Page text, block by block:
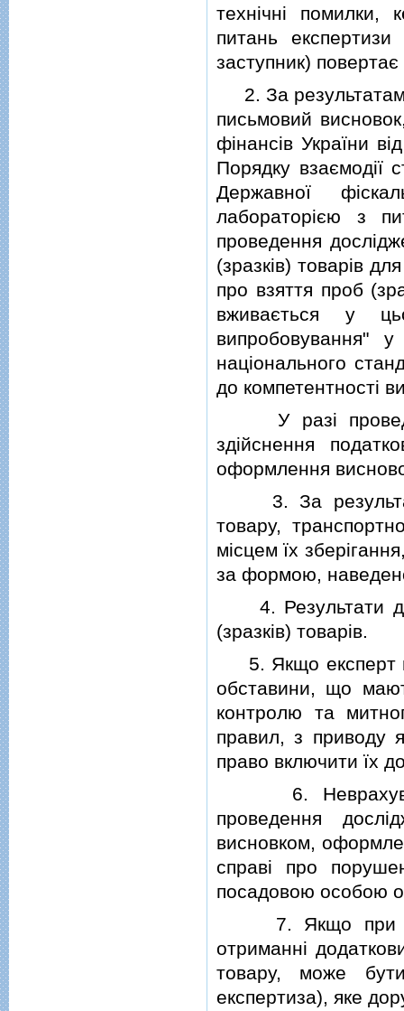
технiчнi помилки,
питань
заступник)
2. За
письмовий
фiнансiв України
Порядку взаємодiї
Державної
лабораторiєю з
проведення
(зразкiв) товарiв
про взяття проб
вживається у
випробовування"
нацiонального
до компетентностi
У разi
здiйснення
оформлення
3. За
товару,
мiсцем їх
за формою,
4. Результати
(зразкiв) товарiв.
5. Якщо експерт
обставини, що
контролю та
правил, з приводу
право включити їх
6.
проведення
висновком,
справi про
посадовою особою
7. Якщо при
отриманнi
товару, може
експертиза), яке